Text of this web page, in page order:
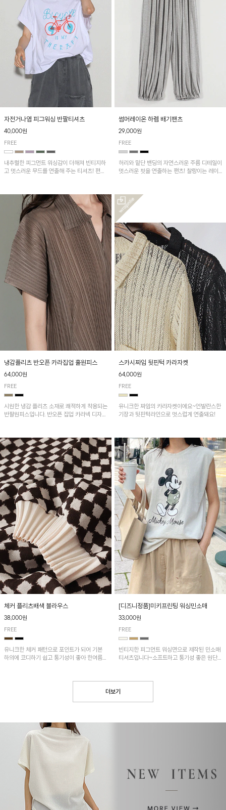
자전거나염 피그워싱 반팔티셔츠
40,000원
FREE
내추럴한 피그먼트 워싱감이 더해져 빈티지하
고 멋스러운 무드를 연출해 주는 티셔츠! 편안
썸머레이온 하렘 배기팬츠
29,000원
FREE
허리와 밑단 밴딩의 자연스러운 주름 디테일이
멋스러운 핏을 연출하는 팬츠! 찰랑이는 레이
기기 좋은 아이템입니다~
냉감플리츠 반오픈 카라집업 훌원피스
64,000원
FREE
시원한 냉감 플리츠 소재로 쾌적하게 착용되는
반팔원피스입니다. 반오픈 집업 카라넥 디자인
줘요~
스카시짜임 뒷핀턱 카라자켓
64,000원
FREE
유니크한 짜임의 카라자켓이에요~언발란스한
기장과 뒷핀턱라인으로 멋스럽게 연출돼요!
체커 플리츠배색 블라우스
38,000원
FREE
유니크한 체커 패턴으로 포인트가 되어 기본
하의에 코디하기 쉽고 통기성이 좋아 한여름에
[디즈니정품]미키프린팅 워싱민소매
33,000원
FREE
빈티지한 피그먼트 워싱면으로 제작된 민소매
티셔츠입니다~소프트하고 통기성 좋은 원단
더보기